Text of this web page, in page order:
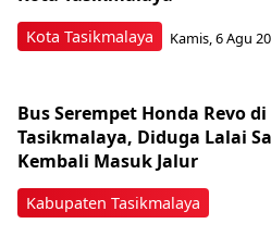
Kota Tasikmalaya Kamis, 6 Agu
Kabupaten Tasikmalaya
Bus Serempet Honda Revo
Tasikmalaya, Diduga Lalai
Kembali Masuk Jalur